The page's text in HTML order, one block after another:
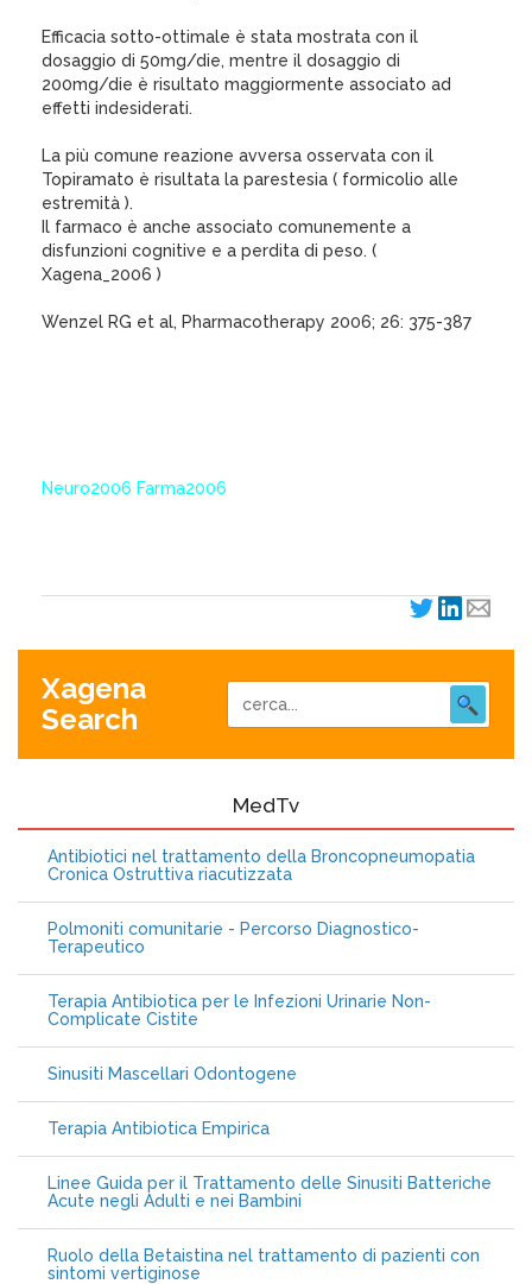
Efficacia sotto-ottimale è stata mostrata con il
dosaggio di 50mg/die, mentre il dosaggio di
200mg/die è risultato maggiormente associato ad
effetti indesiderati.
La più comune reazione avversa osservata con il
Topiramato è risultata la parestesia ( formicolio alle
estremità ).
Il farmaco è anche associato comunemente a
disfunzioni cognitive e a perdita di peso. (
Xagena_2006 )
Wenzel RG et al, Pharmacotherapy 2006; 26: 375-387
Neuro2006 Farma2006
Xagena
Search
MedTv
Antibiotici nel trattamento della Broncopneumopatia
Cronica Ostruttiva riacutizzata
Polmoniti comunitarie - Percorso Diagnostico-
Terapeutico
Terapia Antibiotica per le Infezioni Urinarie Non-
Complicate Cistite
Sinusiti Mascellari Odontogene
Terapia Antibiotica Empirica
Linee Guida per il Trattamento delle Sinusiti Batteriche
Acute negli Adulti e nei Bambini
Ruolo della Betaistina nel trattamento di pazienti con
sintomi vertiginose